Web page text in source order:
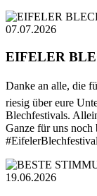
07.07.2026
EIFELER
Danke an alle, die
riesig über eure
Blechfestivals.
Ganze für uns noch
#EifelerBlechfestival
19.06.2026